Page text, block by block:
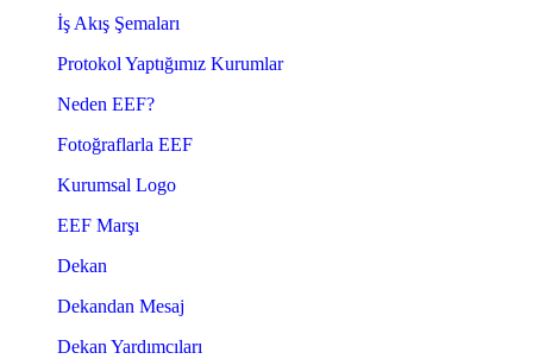
İş Akış Şemaları
Protokol Yaptığımız Kurumlar
Neden EEF?
Fotoğraflarla EEF
Kurumsal Logo
EEF Marşı
Dekan
Dekandan Mesaj
Dekan Yardımcıları